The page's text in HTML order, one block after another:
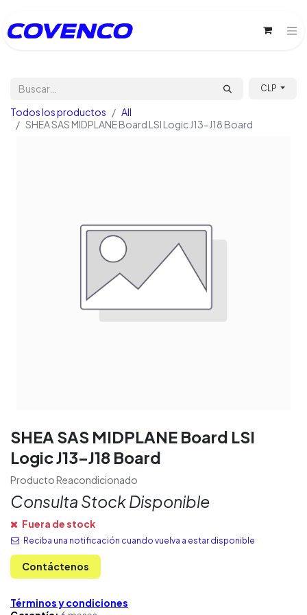
CLP
Todos los productos
All
SHEA SAS MIDPLANE Board LSI Logic J13-J18 Board
SHEA SAS MIDPLANE Board LSI
Logic J13-J18 Board
Producto Reacondicionado
Consulta Stock Disponible
Fuera de stock
Reciba una notificación cuando vuelva a estar disponible
Contáctenos
Términos y condiciones